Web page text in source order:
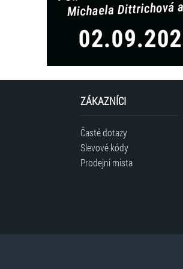
ZÁKAZNÍCI
Časté dotazy
Slevové kódy
Prodejní místa